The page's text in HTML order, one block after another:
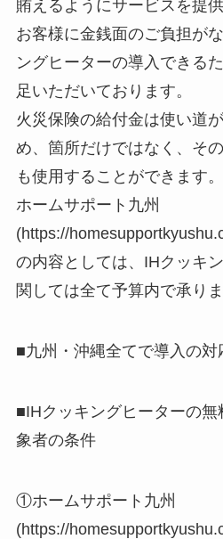
賄えるようにサービスを提
お客様に金銭面のご負担が
ングヒーターの導入できる
足いただいております。
火災保険の給付金は使い道
め、箇所だけではなく、そ
も使用することができます。
ホームサポート九州
(https://
の内容としては、IHクッキ
関しては全て予算内で承りま
■九州・沖縄全てで導入の対
■IHクッキングヒーターの
象者の条件
①ホームサポート九州
(https://